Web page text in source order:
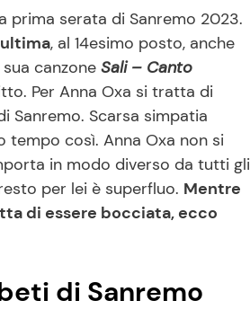
prima serata di Sanremo 2023.
, al 14esimo posto, anche
canzone Sali – Canto
Per Anna Oxa si tratta di
Sanremo. Scarsa simpatia
tempo così. Anna Oxa non si
in modo diverso da tutti gli
per lei è superfluo. Mentre
di essere bocciata, ecco
di Sanremo